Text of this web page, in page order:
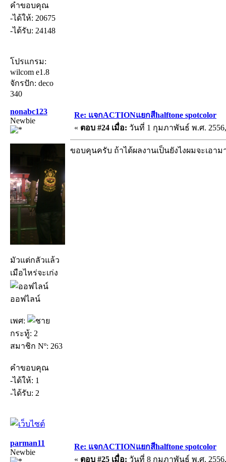
คำขอบคุณ
-ได้ให้: 20675
-ได้รับ: 24148
โปรแกรม:
wilcom e1.8
จักรปัก: deco
340
nonabc123
Newbie
มัวแต่กลัวแล้ว
เมือไหร่จะเก่ง
ออฟไลน์
เพศ:
กระทู้: 2
สมาชิก Nº: 263
คำขอบคุณ
-ได้ให้: 1
-ได้รับ: 2
Re: แจกACTIONแยกสีhalftone spotcolor
« ตอบ #24 เมื่อ: วันที่ 1 กุมภาพันธ์ พ.ศ. 2556,
ขอบคุนครับ ถ้าได้ผลงานเป็นยังไงผมจะเอา
parman11
Newbie
Re: แจกACTIONแยกสีhalftone spotcolor
« ตอบ #25 เมื่อ: วันที่ 8 กุมภาพันธ์ พ.ศ. 2556,